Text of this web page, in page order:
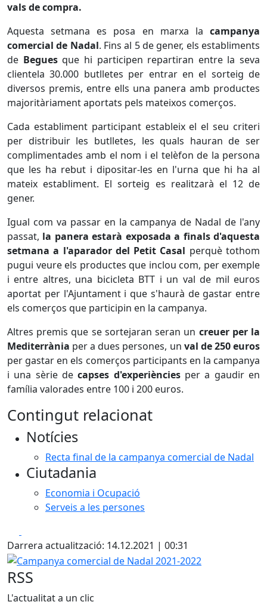
vals de compra.
Aquesta setmana es posa en marxa la campanya
comercial de Nadal. Fins al 5 de gener, els establiments
de Beguesque hi participen repartiran entre la seva
clientela 30.000 butlletes per entrar en el sorteig de
diversos premis, entre ells una panera amb productes
majoritàriament aportats pels mateixos comerços.
Cada establiment participant estableix el el seu criteri
per distribuir les butlletes, les quals hauran de ser
complimentades amb el nom i el telèfon de la persona
que les ha rebut i dipositar-les en l'urna que hi ha al
mateix establiment. El sorteig es realitzarà el 12 de
gener.
Igual com va passar en la campanya de Nadal de l'any
passat, la panera estarà exposada a finals d'aquesta
setmana a l'aparador del Petit Casal perquè tothom
pugui veure els productes que inclou com, per exemple
i entre altres, una bicicleta BTT i un val de mil euros
aportat per l'Ajuntament i que s'haurà de gastar entre
els comerços que participin en la campanya.
Altres premis que se sortejaran seran un creuer per la
Mediterrània per a dues persones, un val de 250 euros
per gastar en els comerços participants en la campanya
i una sèrie decapses d'experiènciesper a gaudir en
família valorades entre 100 i 200 euros.
Contingut relacionat
Notícies
Recta final de la campanya comercial de Nadal
Ciutadania
Economia i Ocupació
Serveis a les persones
Darrera actualització: 14.12.2021 | 00:31
Campanya comercial de Nadal 2021-2022
RSS
L'actualitat a un clic